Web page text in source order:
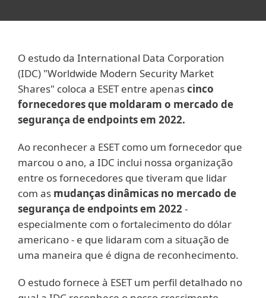
O estudo da International Data Corporation
(IDC) "Worldwide Modern Security Market
Shares" coloca a ESET entre apenascinco
fornecedores que moldaram o mercado de
segurança de endpoints em 2022.
Ao reconhecer a ESET como um fornecedor que
marcou o ano, a IDC inclui nossa organização
entre os fornecedores que tiveram que lidar
com as mudanças dinâmicas no mercado de
segurança de endpoints em 2022-
especialmente com o fortalecimento do dólar
americano - e que lidaram com a situação de
uma maneira que é digna de reconhecimento.
O estudo fornece à ESET um perfil detalhado no